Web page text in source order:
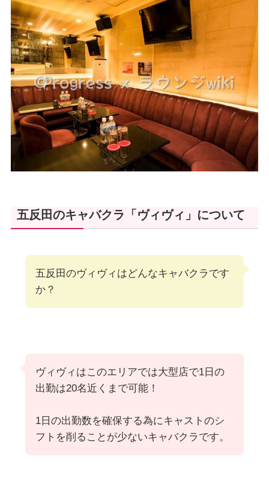
五反田のキャバクラ「ヴィヴィ」について
五反田のヴィヴィはどんなキャバクラです
か？
ヴィヴィはこのエリアでは大型店で1日の
出勤は20名近くまで可能！
1日の出勤数を確保する為にキャストのシ
フトを削ることが少ないキャバクラです。